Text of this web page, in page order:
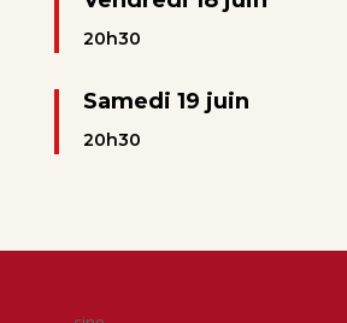
20h30
Samedi 19 juin
20h30